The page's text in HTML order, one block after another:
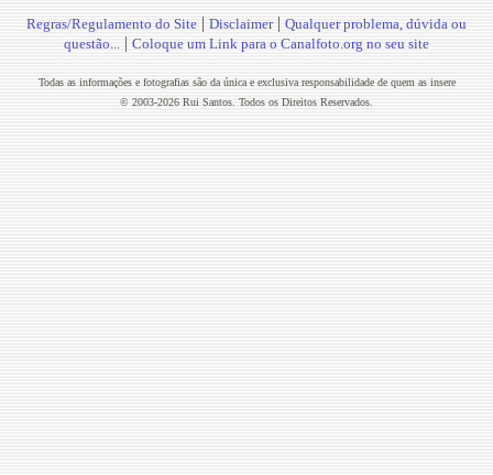
Regras/Regulamento do Site | Disclaimer| Qualquer problema, dúvida ou
questão... | Coloque um Link para o Canalfoto.org no seu site
Todas as informações e fotografias são da única e exclusiva responsabilidade de quem as insere
© 2003-2026 Rui Santos. Todos os Direitos Reservados.